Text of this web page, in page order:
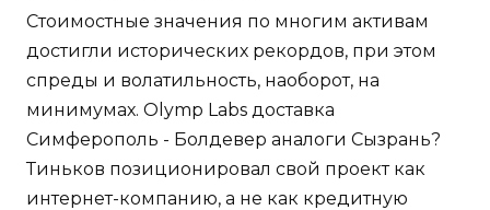
Стоимостные значения по многим активам
достигли исторических рекордов, при этом
спреды и волатильность, наоборот, на
минимумах. Olymp Labs доставка
Симферополь - Болдевер аналоги Сызрань?
Тиньков позиционировал свой проект как
интернет-компанию, а не как кредитную